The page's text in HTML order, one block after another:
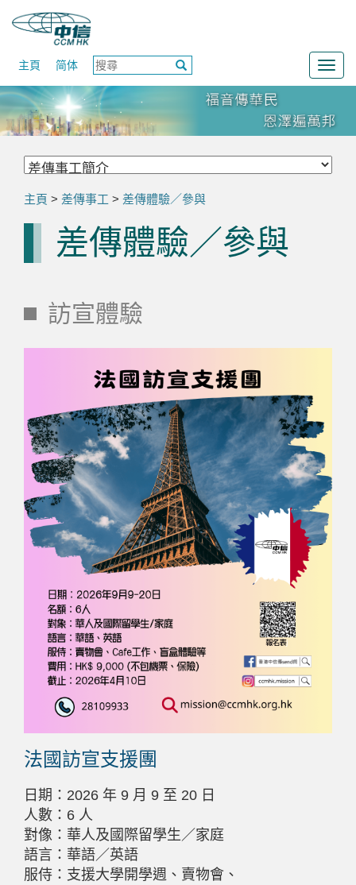
主頁 简体
主頁 > 差傳事工 > 差傳體驗／參與
差傳體驗／參與
訪宣體驗
法國訪宣支援團
日期： 2026 年 9 月 9 至 20 日
人數： 6 人
對像：華人及國際留學生／家庭
語言：華語／英語
服侍：支援大學開學週、賣物會、